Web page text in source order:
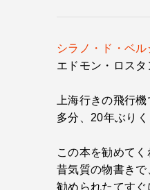
シラノ・ド・ベル
エドモン・ロス
上海行きの飛行
多分、20年ぶりく
この本を勧めて
昔気質の物書きで
勧められたてすぐ